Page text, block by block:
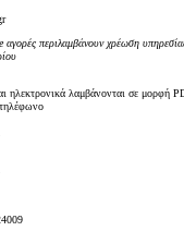
αγορές περιλαμβάνουν χρέωση
ηλεκτρονικά λαμβάνονται σε μορφή